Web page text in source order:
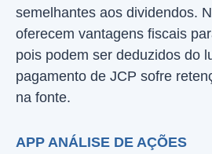
semelhantes aos dividendos.
oferecem vantagens fiscais
pois podem ser deduzidos do
pagamento de JCP sofre
na fonte.
APP ANÁLISE DE AÇÕES